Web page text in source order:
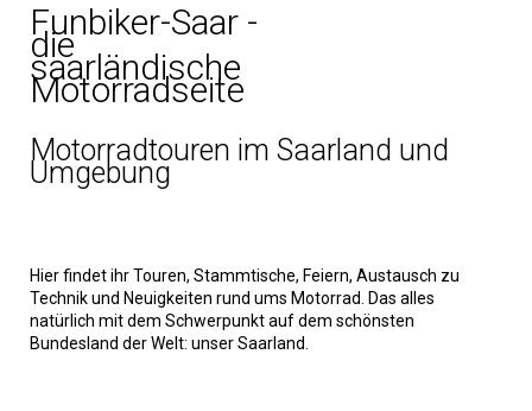
Funbiker-Saar -
die
saarländische
Motorradseite
Motorradtouren im Saarland und
Umgebung
Hier findet ihr Touren, Stammtische, Feiern, Austausch zu
Technik und Neuigkeiten rund ums Motorrad. Das alles
natürlich mit dem Schwerpunkt auf dem schönsten
Bundesland der Welt: unser Saarland.